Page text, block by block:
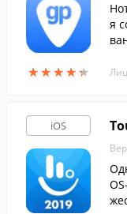
★★★★★
★★★★★
я
iOS